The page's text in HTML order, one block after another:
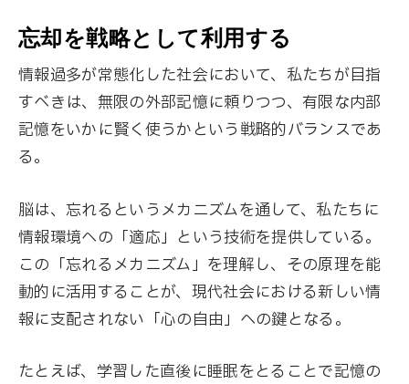
忘却を戦略として利用する
情報過多が常態化した社会において、私たちが目指
すべきは、無限の外部記憶に頼りつつ、有限な内部
記憶をいかに賢く使うかという戦略的バランスであ
る。
脳は、忘れるというメカニズムを通して、私たちに
情報環境への「適応」という技術を提供している。
この「忘れるメカニズム」を理解し、その原理を能
動的に活用することが、現代社会における新しい情
報に支配されない「心の自由」への鍵となる。
たとえば、学習した直後に睡眠をとることで記憶の